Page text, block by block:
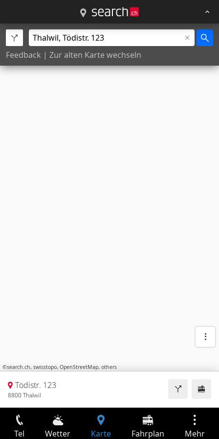
Feedback | Zur alten Karte wechseln
©search.ch, swisstopo, OpenStreetMap, others
Tödistr. 123
8800 Thalwil
Tel Wetter Karte Fahrplan Mehr